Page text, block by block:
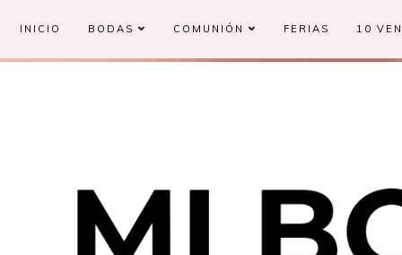
INICIO BODAS COMUNIÓN FERIAS 10